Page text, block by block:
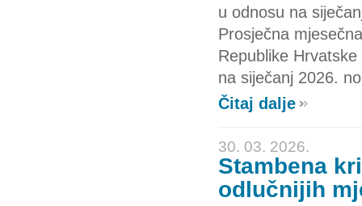
u odnosu na
Prosječna
Republike
na siječanj 2026.
Čitaj dalje
30. 03. 2026.
Stambena
odlučnijih